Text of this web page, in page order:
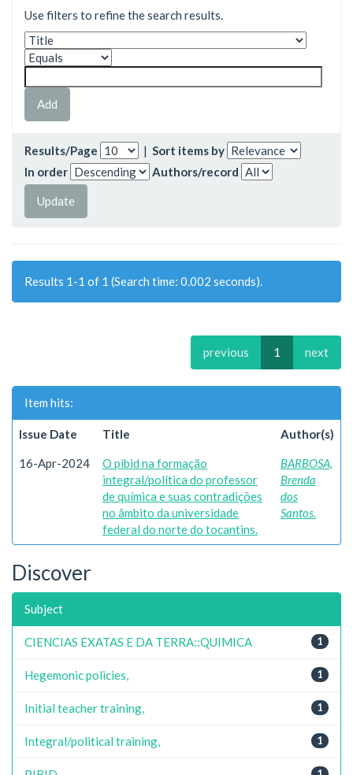
Use filters to refine the search results.
Results/Page | Sort items by
In order
Authors/record
Results 1-1 of 1 (Search time: 0.002 seconds).
previous 1 next
Item hits:
Issue Date Title Author(s)
16-Apr-2024
O pibid na formação
integral/política do professor
de química e suas contradições
no âmbito da universidade
federal do norte do tocantins.
BARBOSA,
Brenda
dos
Santos.
Discover
Subject
1
CIENCIAS EXATAS E DA TERRA::QUIMICA
1
Hegemonic policies,
1
Initial teacher training,
1
Integral/political training,